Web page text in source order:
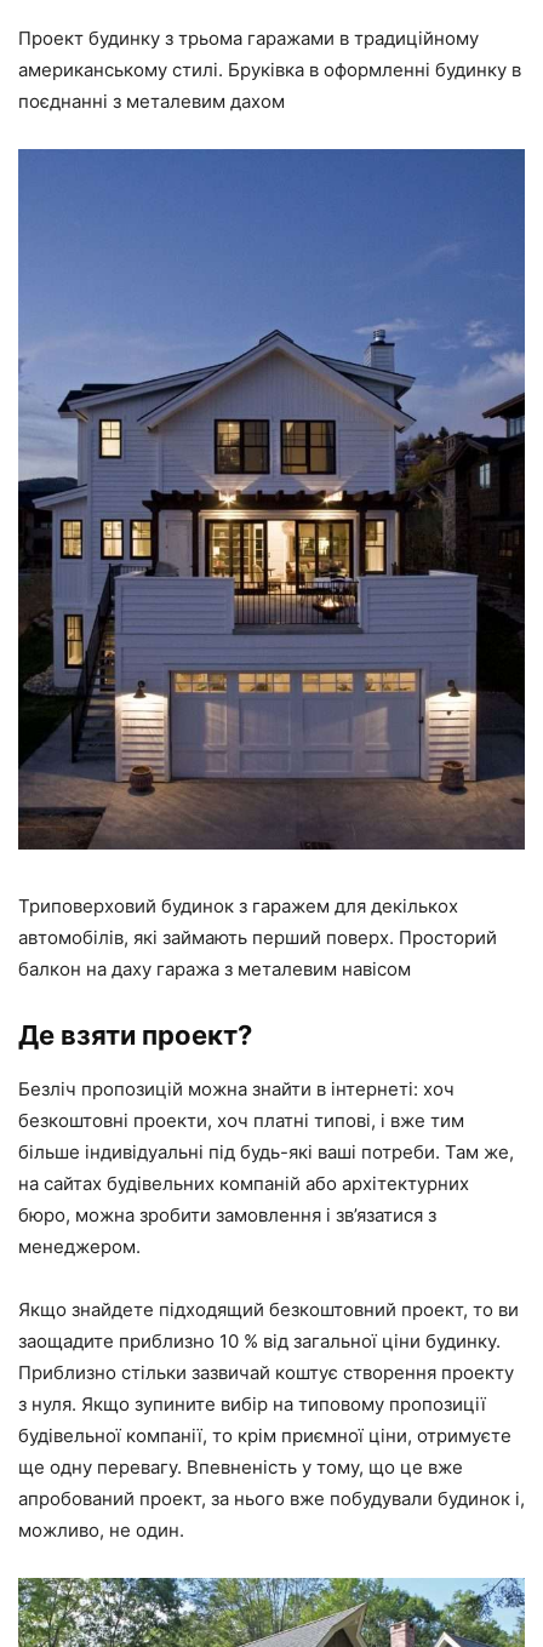
Проект будинку з трьома гаражами в традиційному
американському стилі. Бруківка в оформленні будинку в
поєднанні з металевим дахом
Триповерховий будинок з гаражем для декількох
автомобілів, які займають перший поверх. Просторий
балкон на даху гаража з металевим навісом
Де взяти проект?
Безліч пропозицій можна знайти в інтернеті: хоч
безкоштовні проекти, хоч платні типові, і вже тим
більше індивідуальні під будь-які ваші потреби. Там же,
на сайтах будівельних компаній або архітектурних
бюро, можна зробити замовлення і зв’язатися з
менеджером.
Якщо знайдете підходящий безкоштовний проект, то ви
заощадите приблизно 10 % від загальної ціни будинку.
Приблизно стільки зазвичай коштує створення проекту
з нуля. Якщо зупините вибір на типовому пропозиції
будівельної компанії, то крім приємної ціни, отримуєте
ще одну перевагу. Впевненість у тому, що це вже
апробований проект, за нього вже побудували будинок і,
можливо, не один.